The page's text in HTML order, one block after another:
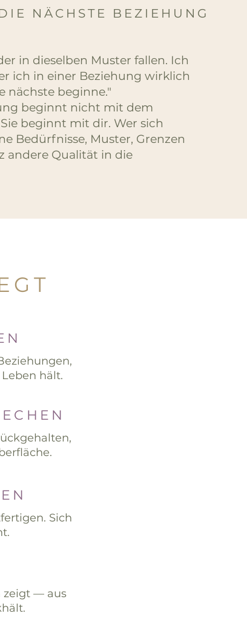
NÄCHSTE BEZIEHUNG
in dieselben Muster fallen. Ich
ich in einer Beziehung wirklich
nächste beginne."
beginnt nicht mit dem
beginnt mit dir. Wer sich
Bedürfnisse, Muster, Grenzen
andere Qualität in die
hält.
Sich
zeigt — aus